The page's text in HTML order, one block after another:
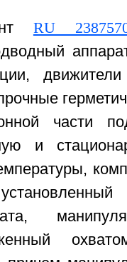
RU
части
и